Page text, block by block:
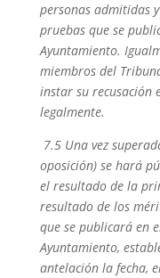
personas admitidas
pruebas que se
Ayuntamiento.
miembros del
instar su recusación
legalmente.
7.5 Una vez
oposición) se hará
el resultado de la
resultado de los
que se publicará en
Ayuntamiento,
antelación la fecha,